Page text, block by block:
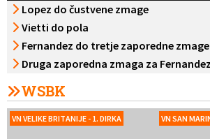
Lopez do čustvene zmage
Vietti do pola
Fernandez do tretje zaporedne zmage
Druga zaporedna zmaga za
WSBK
VN VELIKE BRITANIJE - 1. DIRKA VN SAN